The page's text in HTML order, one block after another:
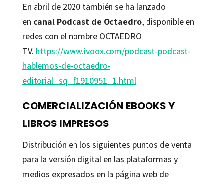
En abril de 2020 también se ha lanzado
en canal Podcast de Octaedro, disponible en
redes con el nombre OCTAEDRO
TV. https://www.ivoox.com/podcast-podcast-
hablemos-de-octaedro-
editorial_sq_f1910951_1.html
COMERCIALIZACIÓN EBOOKS Y
LIBROS IMPRESOS
Distribución en los siguientes puntos de venta
para la versión digital en las plataformas y
medios expresados en la página web de